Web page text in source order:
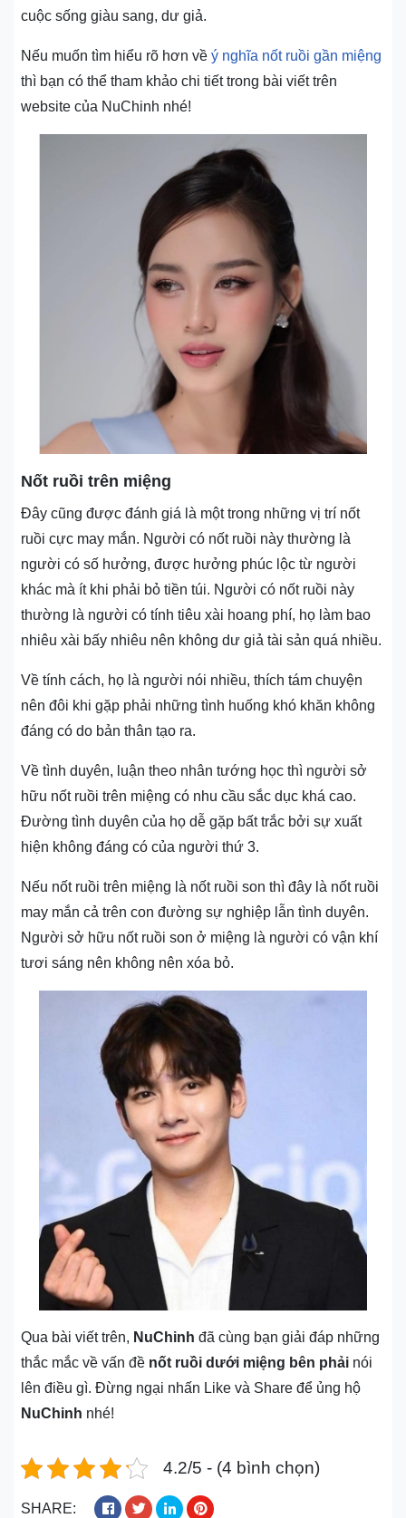
cuộc sống giàu sang, dư giả.
Nếu muốn tìm hiểu rõ hơn về ý nghĩa nốt ruồi gần miệng
thì bạn có thể tham khảo chi tiết trong bài viết trên
website của NuChinh nhé!
Nốt ruồi trên miệng
Đây cũng được đánh giá là một trong những vị trí nốt
ruồi cực may mắn. Người có nốt ruồi này thường là
người có số hưởng, được hưởng phúc lộc từ người
khác mà ít khi phải bỏ tiền túi. Người có nốt ruồi này
thường là người có tính tiêu xài hoang phí, họ làm bao
nhiêu xài bấy nhiêu nên không dư giả tài sản quá nhiều.
Về tính cách, họ là người nói nhiều, thích tám chuyện
nên đôi khi gặp phải những tình huống khó khăn không
đáng có do bản thân tạo ra.
Về tình duyên, luận theo nhân tướng học thì người sở
hữu nốt ruồi trên miệng có nhu cầu sắc dục khá cao.
Đường tình duyên của họ dễ gặp bất trắc bởi sự xuất
hiện không đáng có của người thứ 3.
Nếu nốt ruồi trên miệng là nốt ruồi son thì đây là nốt ruồi
may mắn cả trên con đường sự nghiệp lẫn tình duyên.
Người sở hữu nốt ruồi son ở miệng là người có vận khí
tươi sáng nên không nên xóa bỏ.
Qua bài viết trên, NuChinh đã cùng bạn giải đáp những
thắc mắc về vấn đề nốt ruồi dưới miệng bên phải nói
lên điều gì. Đừng ngại nhấn Like và Share để ủng hộ
NuChinh nhé!
4.2/5 - (4 bình chọn)
SHARE: